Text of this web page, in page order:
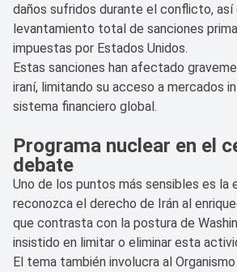
daños sufridos durante el conflicto, así
levantamiento total de sanciones
impuestas por Estados Unidos.
Estas sanciones han afectado
iraní, limitando su acceso a mercados
sistema financiero global.
Programa nuclear en el
debate
Uno de los puntos más sensibles es la
reconozca el derecho de Irán al
que contrasta con la postura de
insistido en limitar o eliminar esta
El tema también involucra al